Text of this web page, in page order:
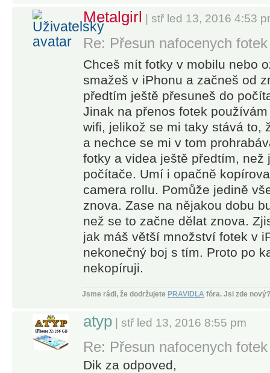
iPhone4 32Gb-Black
iPhone4S 32Gb-White
iPhone5S 32Gb
iPhone6 Plus
iPhone7
iPhone 11Pro 256Gb
Metalgirl | stř led 13, 2016 4:53
Re: Přesun nafocenych
Chceš mít fotky v mobilu nebo
smažeš v iPhonu a začneš od
předtím ještě přesuneš do
Jinak na přenos fotek
wifi, jelikož se mi taky stává to,
a nechce se mi v tom
fotky a videa ještě předtím, než
počítače. Umí i opačně
camera rollu. Pomůže jedině
znova. Zase na nějakou dobu
než se to začne dělat znova.
jak máš větší množství fotek v
nekonečný boj s tím. Proto po
nekopíruji.
Jsme rádi, že dodržujete PRAVIDLA fóra. Jsi zde
atyp | stř led 13, 2016 8:55 pm
Re: Přesun nafocenych
Dik za odpoved,